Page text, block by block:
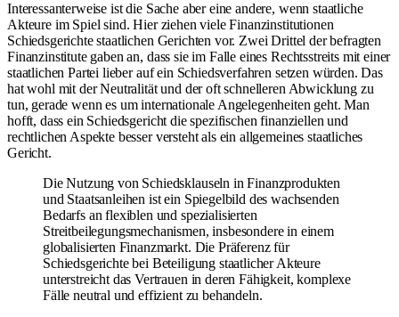
Interessanterweise ist die Sache aber eine andere, wenn staatliche
Akteure im Spiel sind. Hier ziehen viele Finanzinstitutionen
Schiedsgerichte staatlichen Gerichten vor. Zwei Drittel der befragten
Finanzinstitute gaben an, dass sie im Falle eines Rechtsstreits mit einer
staatlichen Partei lieber auf ein Schiedsverfahren setzen würden. Das
hat wohl mit der Neutralität und der oft schnelleren Abwicklung zu
tun, gerade wenn es um internationale Angelegenheiten geht. Man
hofft, dass ein Schiedsgericht die spezifischen finanziellen und
rechtlichen Aspekte besser versteht als ein allgemeines staatliches
Gericht.
Die Nutzung von Schiedsklauseln in Finanzprodukten
und Staatsanleihen ist ein Spiegelbild des wachsenden
Bedarfs an flexiblen und spezialisierten
Streitbeilegungsmechanismen, insbesondere in einem
globalisierten Finanzmarkt. Die Präferenz für
Schiedsgerichte bei Beteiligung staatlicher Akteure
unterstreicht das Vertrauen in deren Fähigkeit, komplexe
Fälle neutral und effizient zu behandeln.